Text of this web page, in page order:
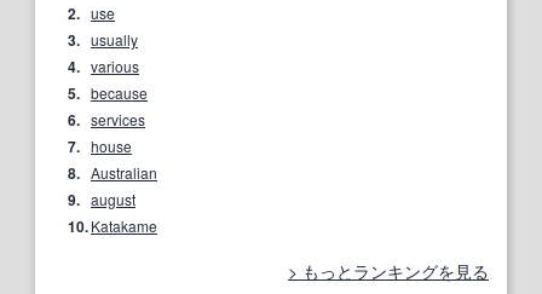
2. use
3. usually
4. various
5. because
6. services
7. house
8. Australian
9. august
10.Katakame
もっとランキングを見る